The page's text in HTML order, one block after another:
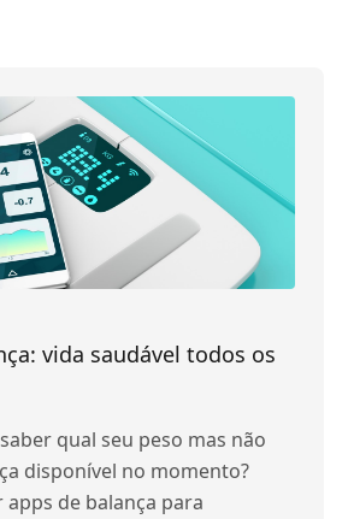
vida saudável todos os
qual seu peso mas não
disponível no momento?
apps de balança para